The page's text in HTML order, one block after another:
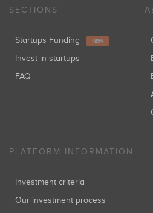
SECTIONS
Startups Funding NEW
Invest in startups
FAQ
PLATFORM INFORMATION
Investment criteria
Our investment process